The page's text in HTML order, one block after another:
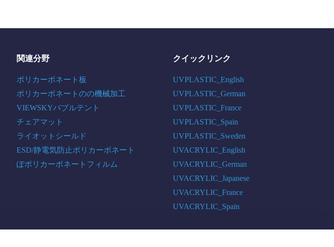
関連分野
ポリカーボネート板
ポリカーボネートのの機械加工
VIEWSKYバブルテント
チェアマット
ライオットシールド
ESD/静電気防止ポリカーボネート
ぽポリカーボネートフィルム
クイックリンク
UVPLASTIC_English
UVPLASTIC_German
UVPLASTIC_France
UVPLASTIC_Spain
UVPLASTIC_Sweden
UVACRYLIC_English
UVACRYLIC_German
UVACRYLIC_Japanese
UVACRYLIC_France
UVACRYLIC_Spain